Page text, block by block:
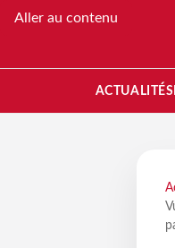
Aller au contenu
ACTUALITÉS